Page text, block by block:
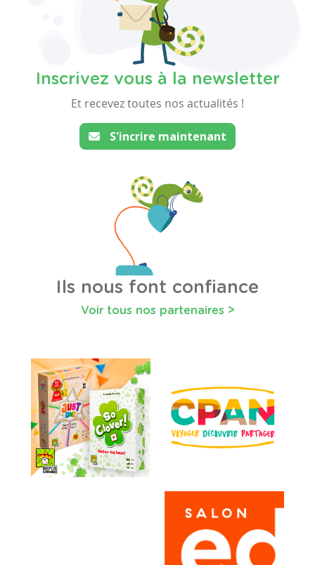
Inscrivez vous à la newsletter
Et recevez toutes nos actualités !
S'incrire maintenant
Ils nous font confiance
Voir tous nos partenaires >